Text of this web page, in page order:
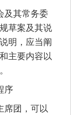
其常务委
草案及其说
明，应当阐
主要内容以
序
团，可以